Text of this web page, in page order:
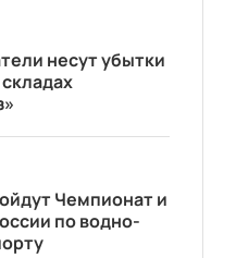
несут убытки
Чемпионат и
по водно-